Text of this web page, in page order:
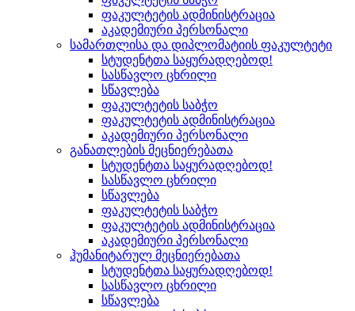
ფაკულტეტის ადმინისტრაცია
აკადემიური პერსონალი
სამართლისა და დიპლომატიის ფაკულტეტი
სტუდენტთა საყურადღებოდ!
სასწავლო ცხრილი
სწავლება
ფაკულტეტის საბჭო
ფაკულტეტის ადმინისტრაცია
აკადემიური პერსონალი
განათლების მეცნიერებათა
სტუდენტთა საყურადღებოდ!
სასწავლო ცხრილი
სწავლება
ფაკულტეტის საბჭო
ფაკულტეტის ადმინისტრაცია
აკადემიური პერსონალი
ჰუმანიტარულ მეცნიერებათა
სტუდენტთა საყურადღებოდ!
სასწავლო ცხრილი
სწავლება